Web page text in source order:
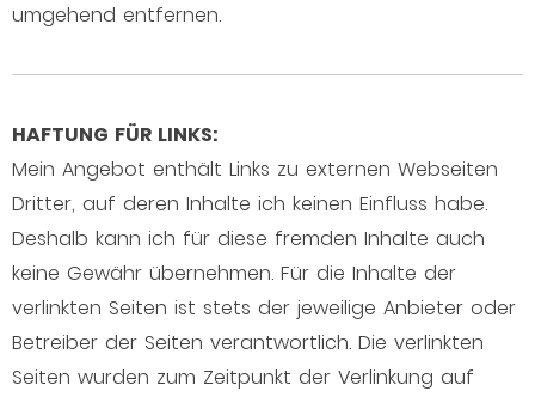
umgehend entfernen.
HAFTUNG FÜR LINKS:
Mein Angebot enthält Links zu externen Webseiten
Dritter, auf deren Inhalte ich keinen Einfluss habe.
Deshalb kann ich für diese fremden Inhalte auch
keine Gewähr übernehmen. Für die Inhalte der
verlinkten Seiten ist stets der jeweilige Anbieter oder
Betreiber der Seiten verantwortlich. Die verlinkten
Seiten wurden zum Zeitpunkt der Verlinkung auf